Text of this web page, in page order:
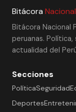
Bitácora Nacional
Bitácora Nacional
peruanas.
actualidad del
Secciones
PolíticaSeguridad
Deportes